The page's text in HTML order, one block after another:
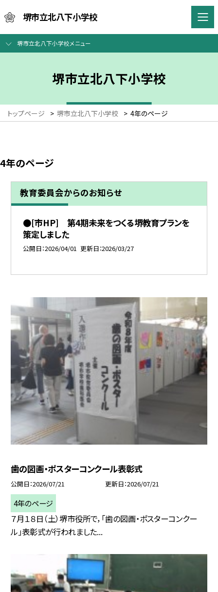
堺市立北八下小学校
堺市立北八下小学校メニュー
堺市立北八下小学校
トップページ > 堺市立北八下小学校 > 4年のページ
4年のページ
教育委員会からのお知らせ
●[市HP] 第4期未来をつくる堺教育プランを
策定しました
公開日 2026/04/01 更新日 2026/03/27
歯の図画・ポスターコンクール表彰式
公開日 2026/07/21 更新日 2026/07/21
4年のページ
７月１８日（土）堺市役所で，「歯の図画・ポスターコンクー
ル」表彰式が行われました...